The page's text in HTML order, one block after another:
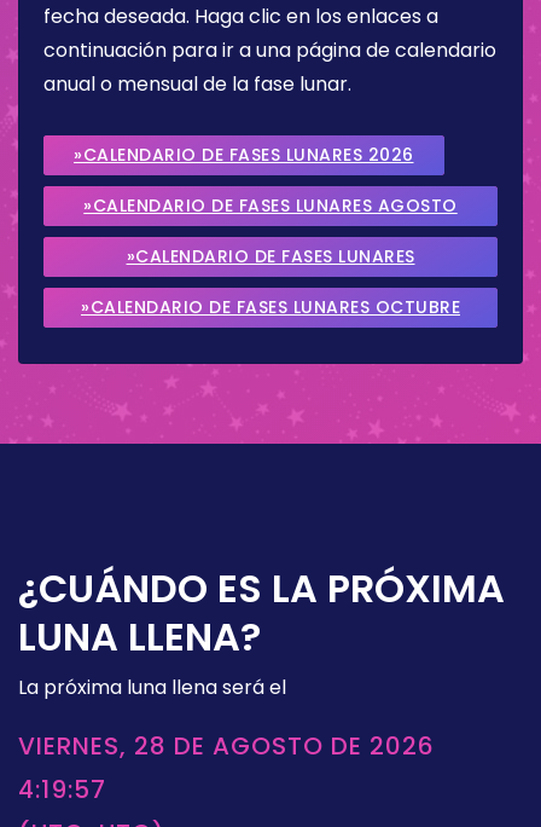
fecha deseada. Haga clic en los enlaces a
continuación para ir a una página de calendario
anual o mensual de la fase lunar.
»CALENDARIO DE FASES LUNARES 2026
»CALENDARIO DE FASES LUNARES AGOSTO
2026
»CALENDARIO DE FASES LUNARES
SEPTIEMBRE 2026
»CALENDARIO DE FASES LUNARES OCTUBRE
¿CUÁNDO ES LA PRÓXIMA
LUNA LLENA?
La próxima luna llena será el
VIERNES, 28 DE AGOSTO DE 2026
4:19:57